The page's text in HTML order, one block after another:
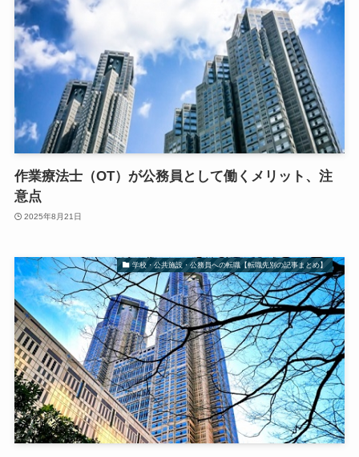
作業療法士（OT）が公務員として働くメリット、注
意点
2025年8月21日
学校・公共施設・公務員への転職【転職先別の記事まとめ】